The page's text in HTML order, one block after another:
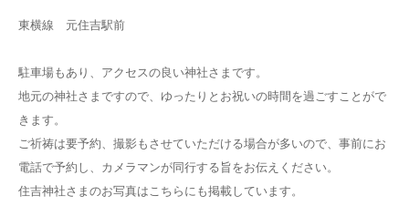
東横線 元住吉駅前
駐車場もあり、アクセスの良い神社さまです。
地元の神社さまですので、ゆったりとお祝いの時間を過ごすことがで
きます。
ご祈祷は要予約、撮影もさせていただける場合が多いので、事前にお
電話で予約し、カメラマンが同行する旨をお伝えください。
住吉神社さまのお写真はこちらにも掲載しています。